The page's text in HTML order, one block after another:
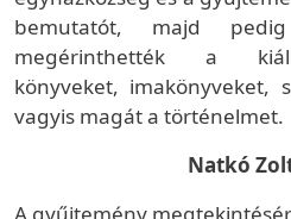
bemutatót, majd
megérinthették a
könyveket, imakönyveket,
vagyis magát a történelmet.
Natkó